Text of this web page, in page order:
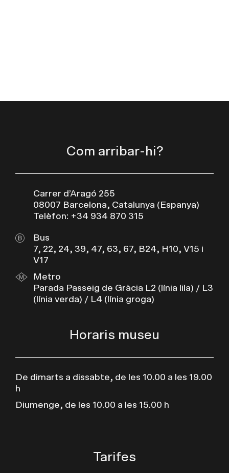
Com arribar-hi?
Carrer d’Aragó 255
08007 Barcelona, Catalunya (Espanya)
Telèfon: +34 934 870 315
Bus
7, 22, 24, 39, 47, 63, 67, B24, H10, V15 i
V17
Metro
Parada Passeig de Gràcia L2 (línia lila) / L3
(línia verda) / L4 (línia groga)
Horaris museu
De dimarts a dissabte, de les 10.00 a les 19.00
h
Diumenge, de les 10.00 a les 15.00 h
Tarifes